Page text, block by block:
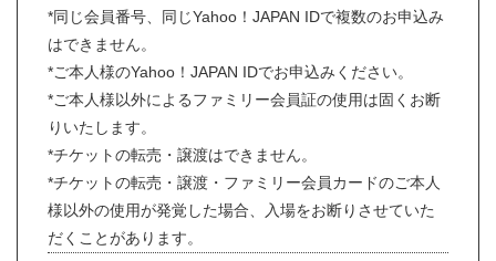
*同じ会員番号、同じYahoo！JAPAN IDで複数のお申込み
はできません。
*ご本人様のYahoo！JAPAN IDでお申込みください。
*ご本人様以外によるファミリー会員証の使用は固くお断
りいたします。
*チケットの転売・譲渡はできません。
*チケットの転売・譲渡・ファミリー会員カードのご本人
様以外の使用が発覚した場合、入場をお断りさせていた
だくことがあります。